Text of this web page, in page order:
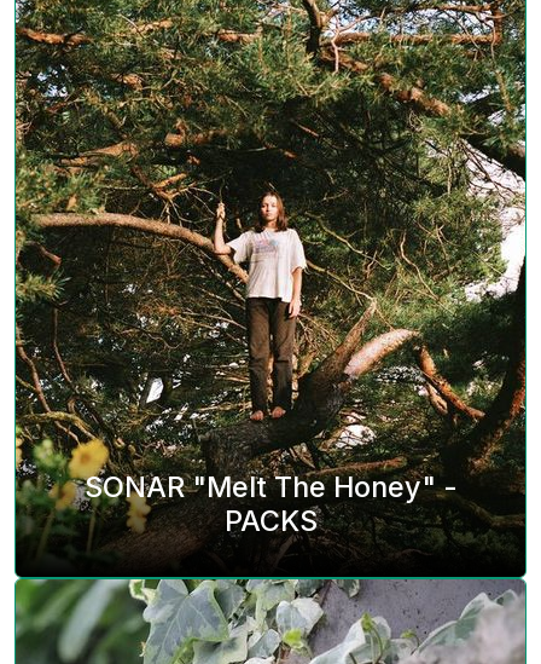
SONAR "Melt The Honey" -
PACKS